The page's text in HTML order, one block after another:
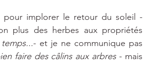
plus des herbes aux propriétés
- et je ne communique pas
faire des câlins aux arbres - mais